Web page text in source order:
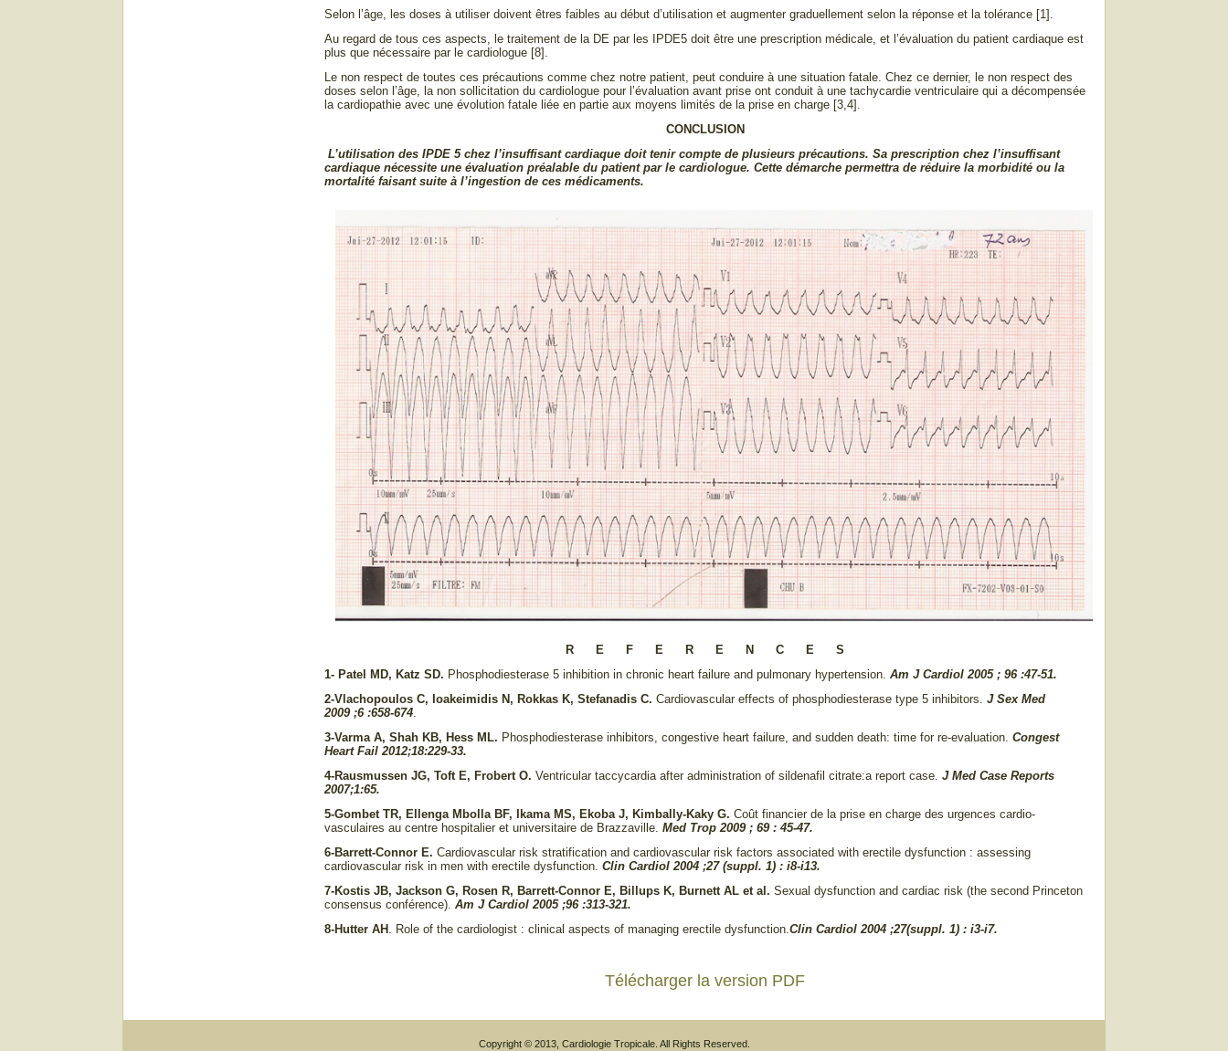
Selon l’âge, les doses à utiliser doivent êtres faibles au début d’utilisation et augmenter graduellement selon la réponse et la tolérance [1].
Au regard de tous ces aspects, le traitement de la DE par les IPDE5 doit être une prescription médicale, et l’évaluation du patient cardiaque est
plus que nécessaire par le cardiologue [8].
Le non respect de toutes ces précautions comme chez notre patient, peut conduire à une situation fatale. Chez ce dernier, le non respect des
doses selon l’âge, la non sollicitation du cardiologue pour l’évaluation avant prise ont conduit à une tachycardie ventriculaire qui a décompensée
la cardiopathie avec une évolution fatale liée en partie aux moyens limités de la prise en charge [3,4].
CONCLUSION
L’utilisation des IPDE 5 chez l’insuffisant cardiaque doit tenir compte de plusieurs précautions. Sa prescription chez l’insuffisant
cardiaque nécessite une évaluation préalable du patient par le cardiologue. Cette démarche permettra de réduire la morbidité ou la
mortalité faisant suite à l’ingestion de ces médicaments.
R E F E R E N C E S
1- Patel MD, Katz SD. Phosphodiesterase 5 inhibition in chronic heart failure and pulmonary hypertension.Am J Cardiol 2005 ; 96 :47-51.
2-Vlachopoulos C, Ioakeimidis N, Rokkas K, Stefanadis C. Cardiovascular effects of phosphodiesterase type 5 inhibitors.J Sex Med
2009 ;6 :658-674.
3-Varma A, Shah KB, Hess ML. Phosphodiesterase inhibitors, congestive heart failure, and sudden death: time for re-evaluation.Congest
Heart Fail2012;18:229-33.
4-Rausmussen JG, Toft E, Frobert O. Ventricular taccycardia after administration of sildenafil citrate:a report case.J Med Case Reports
2007;1:65.
5-Gombet TR, Ellenga Mbolla BF, Ikama MS, Ekoba J, Kimbally-Kaky G.Coût financier de la prise en charge des urgences cardio-
vasculaires au centre hospitalier et universitaire de Brazzaville.Med Trop 2009 ; 69 : 45-47.
6-Barrett-Connor E. Cardiovascular risk stratification and cardiovascular risk factors associated with erectile dysfunction : assessing
cardiovascular risk in men with erectile dysfunction.Clin Cardiol 2004 ;27 (suppl. 1) : i8-i13.
7-Kostis JB, Jackson G, Rosen R, Barrett-Connor E, Billups K, Burnett AL et al. Sexual dysfunction and cardiac risk (the second Princeton
consensus conférence).Am J Cardiol 2005 ;96 :313-321.
8-Hutter AH . Role of the cardiologist : clinical aspects of managing erectile dysfunction.Clin Cardiol 2004 ;27(suppl. 1) : i3-i7.
Télécharger la version PDF
Copyright © 2013, Cardiologie Tropicale. All Rights Reserved.